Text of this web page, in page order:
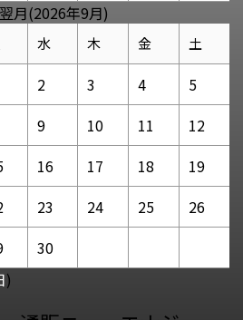
翌月(2026年9月)
水 木 金 土
2 3 4
5
9 10 11
12
16 17 18
19
23 24 25
26
30
)